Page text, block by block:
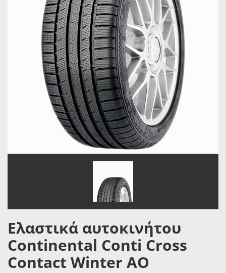
Ελαστικά αυτοκινήτου
Continental Conti Cross
Contact Winter AO